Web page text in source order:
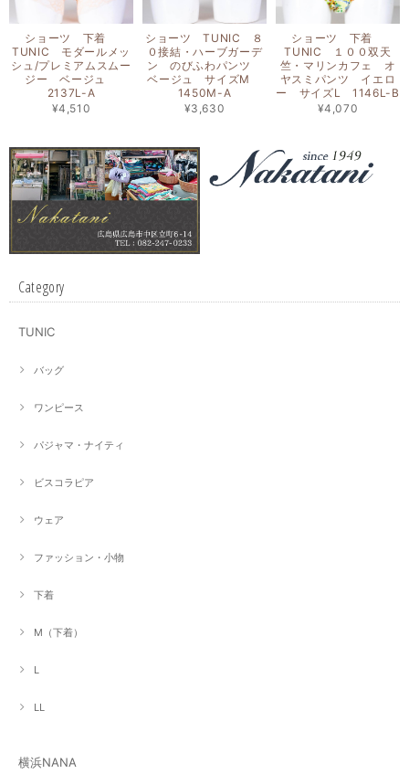
ショーツ 下着
TUNIC モダールメッ
シュ/プレミアムスムー
ジー ベージュ
2137L-A
¥4,510
ショーツ TUNIC ８
０接結・ハーブガーデ
ン のびふわパンツ
ベージュ サイズM
1450M-A
¥3,630
ショーツ 下着
TUNIC １００双天
竺・マリンカフェ オ
ヤスミパンツ イエロ
ー サイズL 1146L-B
¥4,070
Category
TUNIC
バッグ
ワンピース
パジャマ・ナイティ
ビスコラピア
ウェア
ファッション・小物
下着
M（下着）
L
LL
横浜NANA